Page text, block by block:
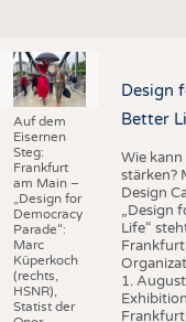
Auf dem
Eisernen
Steg:
Frankfurt
am Main –
„Design for
Democracy
Parade“:
Marc
Küperkoch
(rechts,
HSNR),
Statist der
Design
Better
Wie
stärken?
Design
„Design
Life“
Frankfurt
1.